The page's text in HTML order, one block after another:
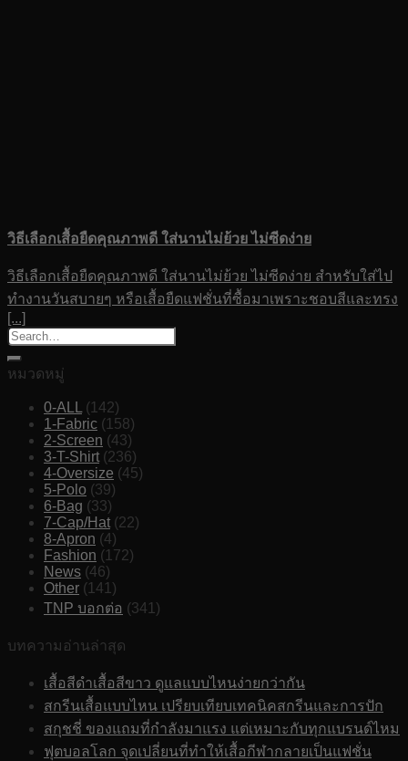
วิธีเลือกเสื้อยืดคุณภาพดี ใส่นานไม่ย้วย ไม่ซีดง่าย
วิธีเลือกเสื้อยืดคุณภาพดี ใส่นานไม่ย้วย ไม่ซีดง่าย สำหรับใส่ไป
ทำงานวันสบายๆ หรือเสื้อยืดแฟชั่นที่ซื้อมาเพราะชอบสีและทรง
[...]
หมวดหมู่
0-ALL(142)
1-Fabric (158)
2-Screen (43)
3-T-Shirt(236)
4-Oversize (45)
5-Polo (39)
6-Bag (33)
7-Cap/Hat(22)
8-Apron (4)
Fashion (172)
News (46)
Other (141)
TNP บอกต่อ (341)
บทความอ่านล่าสุด
เสื้อสีดำเสื้อสีขาว ดูแลแบบไหนง่ายกว่ากัน
สกรีนเสื้อแบบไหน เปรียบเทียบเทคนิคสกรีนและการปัก
สกุชชี่ ของแถมที่กำลังมาแรง แต่เหมาะกับทุกแบรนด์ไหม
ฟุตบอลโลก จุดเปลี่ยนที่ทำให้เสื้อกีฬากลายเป็นแฟชั่น